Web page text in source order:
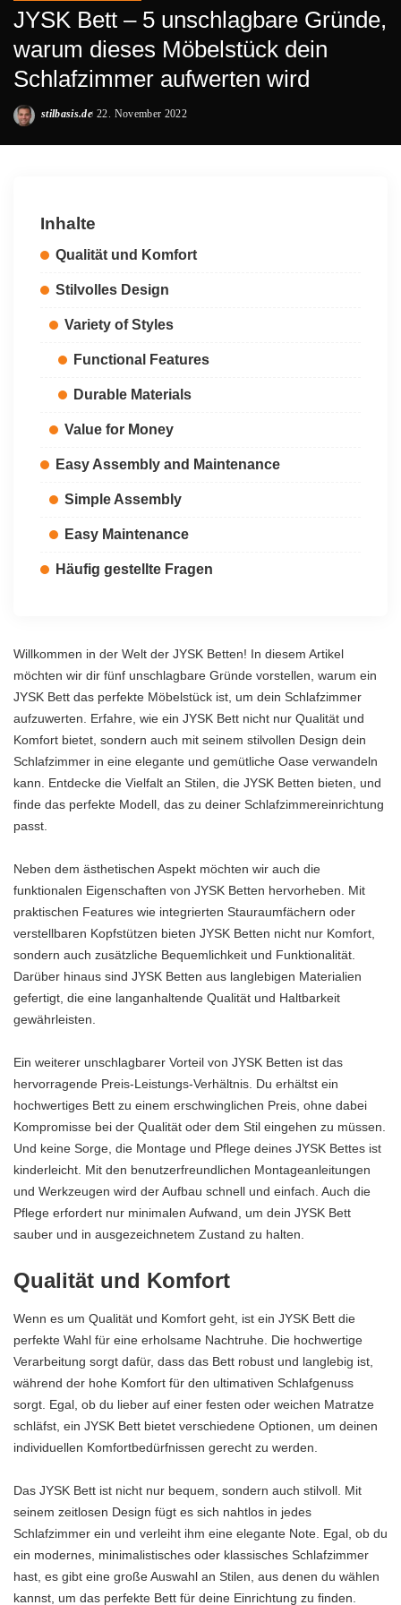
JYSK Bett – 5 unschlagbare Gründe,
warum dieses Möbelstück dein
Schlafzimmer aufwerten wird
Posted
stilbasis.de 22. November 2022
Inhalte
Qualität und Komfort
Stilvolles Design
Variety of Styles
Functional Features
Durable Materials
Value for Money
Easy Assembly and Maintenance
Simple Assembly
Easy Maintenance
Häufig gestellte Fragen
Willkommen in der Welt der JYSK Betten! In diesem Artikel
möchten wir dir fünf unschlagbare Gründe vorstellen, warum ein
JYSK Bett das perfekte Möbelstück ist, um dein Schlafzimmer
aufzuwerten. Erfahre, wie ein JYSK Bett nicht nur Qualität und
Komfort bietet, sondern auch mit seinem stilvollen Design dein
Schlafzimmer in eine elegante und gemütliche Oase verwandeln
kann. Entdecke die Vielfalt an Stilen, die JYSK Betten bieten, und
finde das perfekte Modell, das zu deiner Schlafzimmereinrichtung
passt.
Neben dem ästhetischen Aspekt möchten wir auch die
funktionalen Eigenschaften von JYSK Betten hervorheben. Mit
praktischen Features wie integrierten Stauraumfächern oder
verstellbaren Kopfstützen bieten JYSK Betten nicht nur Komfort,
sondern auch zusätzliche Bequemlichkeit und Funktionalität.
Darüber hinaus sind JYSK Betten aus langlebigen Materialien
gefertigt, die eine langanhaltende Qualität und Haltbarkeit
gewährleisten.
Ein weiterer unschlagbarer Vorteil von JYSK Betten ist das
hervorragende Preis-Leistungs-Verhältnis. Du erhältst ein
hochwertiges Bett zu einem erschwinglichen Preis, ohne dabei
Kompromisse bei der Qualität oder dem Stil eingehen zu müssen.
Und keine Sorge, die Montage und Pflege deines JYSK Bettes ist
kinderleicht. Mit den benutzerfreundlichen Montageanleitungen
und Werkzeugen wird der Aufbau schnell und einfach. Auch die
Pflege erfordert nur minimalen Aufwand, um dein JYSK Bett
sauber und in ausgezeichnetem Zustand zu halten.
Qualität und Komfort
Wenn es um Qualität und Komfort geht, ist ein JYSK Bett die
perfekte Wahl für eine erholsame Nachtruhe. Die hochwertige
Verarbeitung sorgt dafür, dass das Bett robust und langlebig ist,
während der hohe Komfort für den ultimativen Schlafgenuss
sorgt. Egal, ob du lieber auf einer festen oder weichen Matratze
schläfst, ein JYSK Bett bietet verschiedene Optionen, um deinen
individuellen Komfortbedürfnissen gerecht zu werden.
Das JYSK Bett ist nicht nur bequem, sondern auch stilvoll. Mit
seinem zeitlosen Design fügt es sich nahtlos in jedes
Schlafzimmer ein und verleiht ihm eine elegante Note. Egal, ob du
ein modernes, minimalistisches oder klassisches Schlafzimmer
hast, es gibt eine große Auswahl an Stilen, aus denen du wählen
kannst, um das perfekte Bett für deine Einrichtung zu finden.